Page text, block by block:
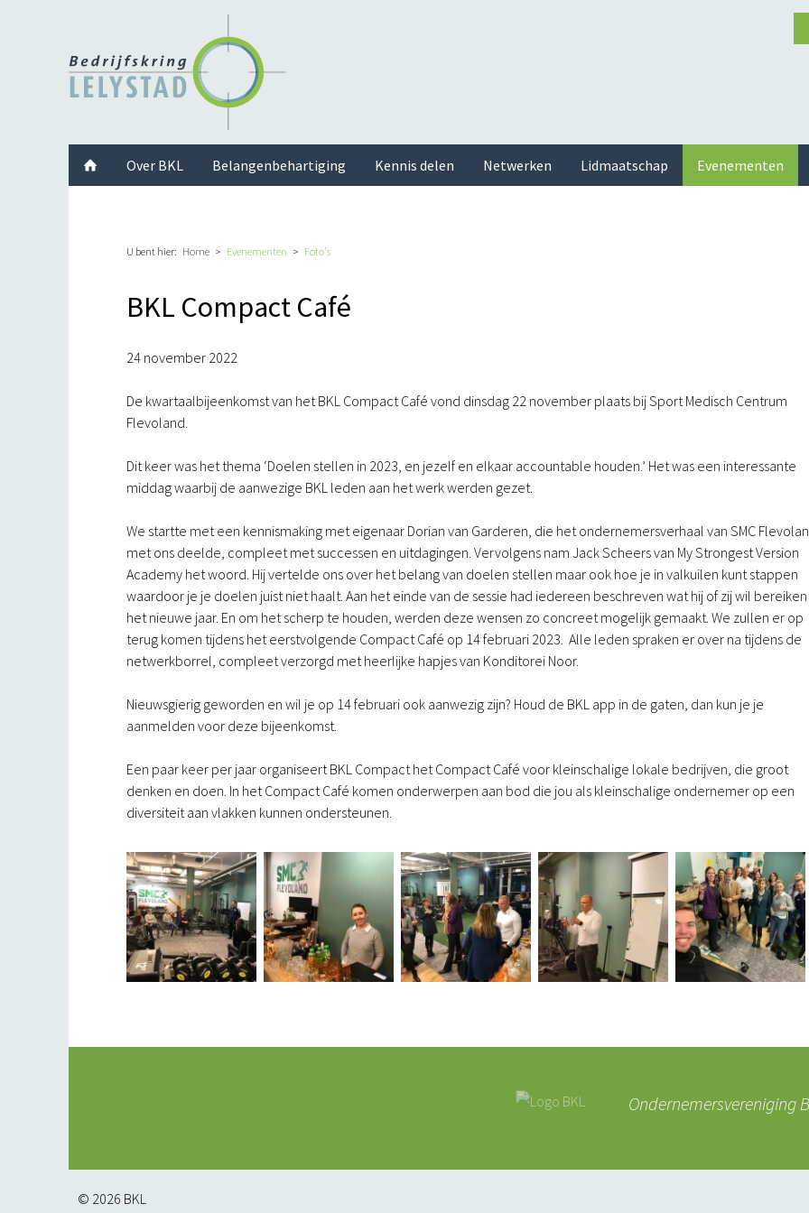
Twitter InstagramLinkedInYoutube
U bent hier: Home Evenementen Foto's
BKL Compact Café
24 november 2022
De kwartaalbijeenkomst van het BKL Compact Café vond dinsdag 22 november plaats bij Sport Medisch Centrum
Flevoland.
Dit keer was het thema ‘Doelen stellen in 2023, en jezelf en elkaar accountable houden.’ Het was een interessante
middag waarbij de aanwezige BKL leden aan het werk werden gezet.
We startte met een kennismaking met eigenaar Dorian van Garderen, die het ondernemersverhaal van SMC
met ons deelde, compleet met successen en uitdagingen. Vervolgens nam Jack Scheers van My Strongest Version
Academy het woord. Hij vertelde ons over het belang van doelen stellen maar ook hoe je in valkuilen kunt stappen
waardoor je je doelen juist niet haalt. Aan het einde van de sessie had iedereen beschreven wat hij of zij wil bereiken
het nieuwe jaar. En om het scherp te houden, werden deze wensen zo concreet mogelijk gemaakt. We zullen er op
terug komen tijdens het eerstvolgende Compact Café op 14 februari 2023. Alle leden spraken er over na tijdens de
netwerkborrel, compleet verzorgd met heerlijke hapjes van Konditorei Noor.
Nieuwsgierig geworden en wil je op 14 februari ook aanwezig zijn? Houd de BKL app in de gaten, dan kun je je
aanmelden voor deze bijeenkomst.
Een paar keer per jaar organiseert BKL Compact het Compact Café voor kleinschalige lokale bedrijven, die groot
denken en doen. In het Compact Café komen onderwerpen aan bod die jou als kleinschalige ondernemer op een
diversiteit aan vlakken kunnen ondersteunen.
Ondernemersvereniging
© 2026 BKL
Over BKL Belangenbehartiging Kennis delen Netwerken Lidmaatschap Evenementen